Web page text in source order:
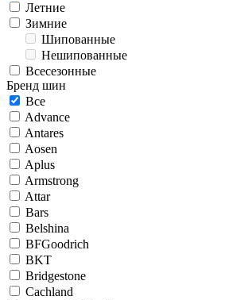
Летние
Зимние
Шипованные
Нешипованные
Всесезонные
Бренд шин
Все
Advance
Antares
Aosen
Aplus
Armstrong
Attar
Bars
Belshina
BFGoodrich
BKT
Bridgestone
Cachland